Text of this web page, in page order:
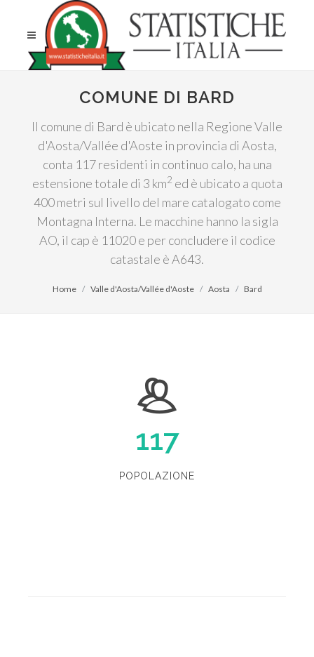
COMUNE DI BARD
Il comune di Bard è ubicato nella Regione Valle
d'Aosta/Vallée d'Aoste in provincia di Aosta,
conta 117 residenti in continuo calo, ha una
estensione totale di 3 km2 ed è ubicato a quota
400 metri sul livello del mare catalogato come
Montagna Interna. Le macchine hanno la sigla
AO, il cap è 11020 e per concludere il codice
catastale è A643.
Home Valle d'Aosta/Vallée d'Aoste Aosta Bard
117
POPOLAZIONE